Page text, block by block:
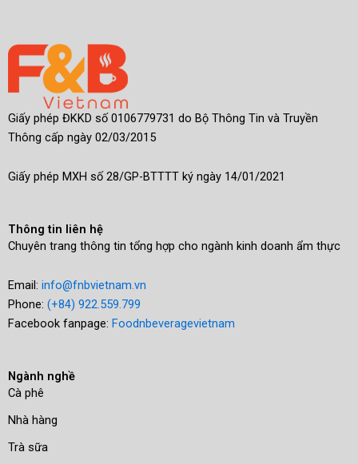
Giấy phép ĐKKD số 0106779731 do Bộ Thông Tin và Truyền
Thông cấp ngày 02/03/2015
Giấy phép MXH số 28/GP-BTTTT ký ngày 14/01/2021
Thông tin liên hệ
Chuyên trang thông tin tổng hợp cho ngành kinh doanh ẩm thực
Email: info@fnbvietnam.vn
Phone: (+84) 922.559.799
Facebook fanpage: Foodnbeveragevietnam
Ngành nghề
Cà phê
Nhà hàng
Trà sữa